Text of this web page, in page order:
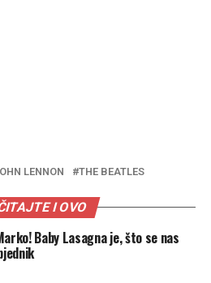
LENNON THE BEATLES
I OVO
Baby Lasagna je, što se nas